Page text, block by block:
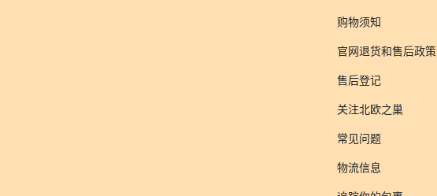
购物须知
官网退货和售后政策
售后登记
关注北欧之巢
常见问题
物流信息